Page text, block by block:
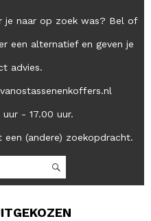
je naar op zoek was? Bel of
een alternatief en geven je
advies.
- 17.00 uur.
(andere) zoekopdracht.